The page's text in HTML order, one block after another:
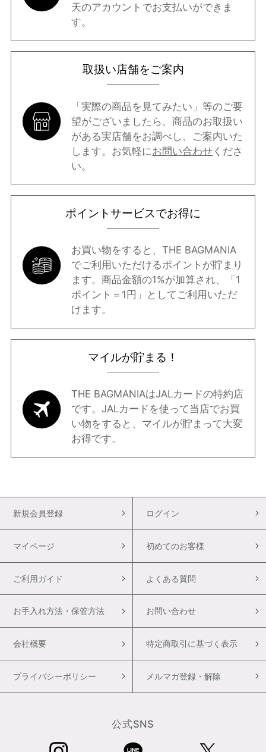
天のアカウントでお支払いができま
す。
取扱い店舗をご案内
「実際の商品を見てみたい」等のご要
望がございましたら、商品のお取扱い
がある実店舗をお調べし、ご案内いた
します。お気軽にお問い合わせ くださ
い。
ポイントサービスでお得に
お買い物をすると、THE BAGMANIA
でご利用いただけるポイントが貯まり
ます。商品金額の1%が加算され、「1
ポイント＝1円」としてご利用いただ
けます。
マイルが貯まる！
THE BAGMANIAはJALカードの特約店
です。JALカードを使って当店でお買
い物をすると、マイルが貯まって大変
お得です。
新規会員登録 ログイン
マイページ 初めてのお客様
ご利用ガイド よくある質問
お手入れ方法・保管方法 お問い合わせ
会社概要 特定商取引に基づく表示
プライバシーポリシー メルマガ登録・解除
公式SNS